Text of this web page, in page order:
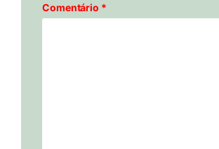
Comentário *